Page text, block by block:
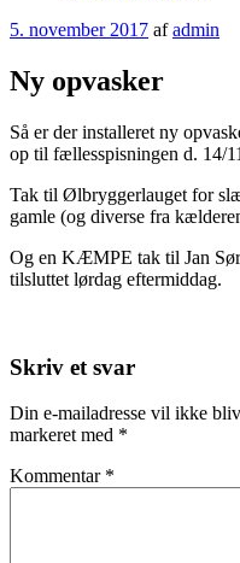
Udgivet
5. november 2017 afadmin
Ny opvasker
Så er der installeret ny
op til fællesspisningen d. 14/
Tak til Ølbryggerlauget for
gamle (og diverse fra
Og en KÆMPE tak til Jan
tilsluttet lørdag eftermiddag.
Skriv et svar
Din e-mailadresse vil ikke
markeret med *
Kommentar *